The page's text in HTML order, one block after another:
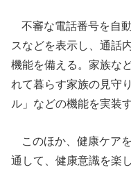
不審な電話番号を自
スなどを表示し、通話
機能を備える。家族な
れて暮らす家族の見守
ル」などの機能を実装す
このほか、健康ケア
通して、健康意識を楽